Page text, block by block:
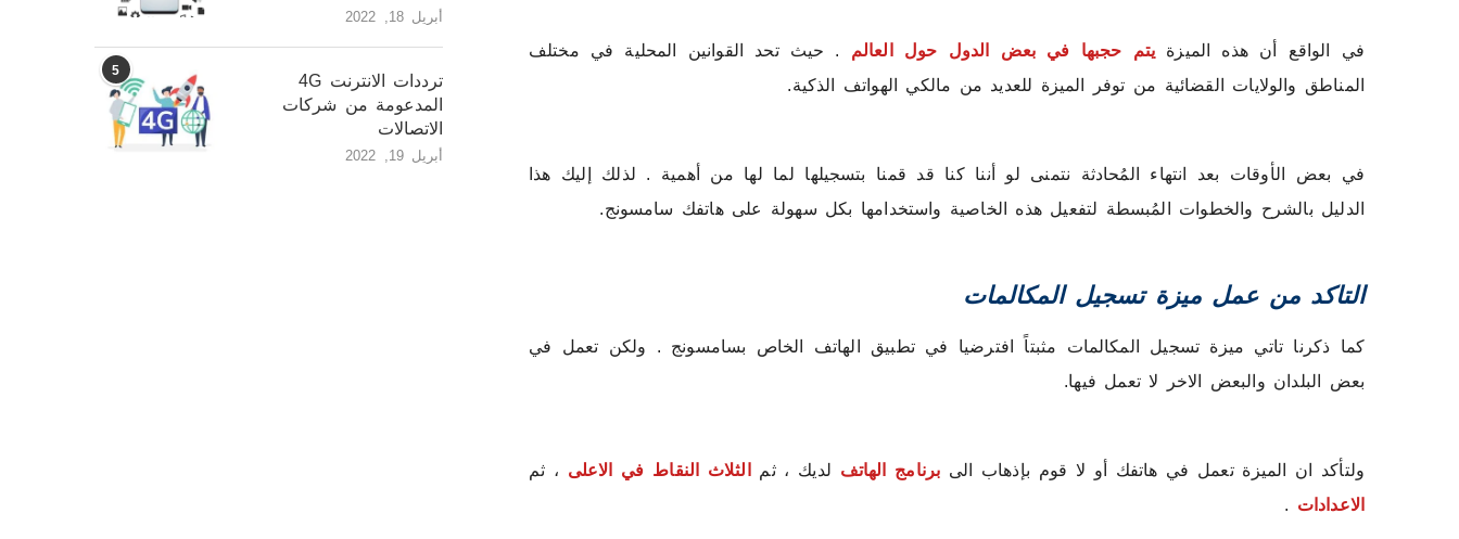
في الواقع أن هذه الميزة يتم حجبها في بعض الدول حول العالم . حيث تحد القوانين المحلية في مختلف
المناطق والولايات القضائية من توفر الميزة للعديد من مالكي الهواتف الذكية.
في بعض الأوقات بعد انتهاء المُحادثة نتمنى لو أننا كنا قد قمنا بتسجيلها لما لها من أهمية . لذلك إليك هذا
الدليل بالشرح والخطوات المُبسطة لتفعيل هذه الخاصية واستخدامها بكل سهولة على هاتفك سامسونج.
التاكد من عمل ميزة تسجيل المكالمات
كما ذكرنا تاتي ميزة تسجيل المكالمات مثبتاً افترضيا في تطبيق الهاتف الخاص بسامسونج . ولكن تعمل في
بعض البلدان والبعض الاخر لا تعمل فيها.
ولتأكد ان الميزة تعمل في هاتفك أو لا قوم بإذهاب الى برنامج الهاتف لديك ، ثم الثلاث النقاط في الاعلى ، ثم
الاعدادات .
أبريل 18, 2022
5
ترددات الانترنت 4G
المدعومة من شركات
الاتصالات
أبريل 19, 2022